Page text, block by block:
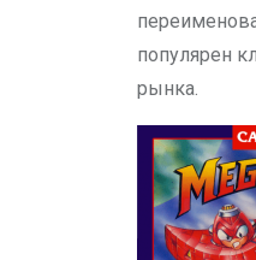
популярен
рынка.